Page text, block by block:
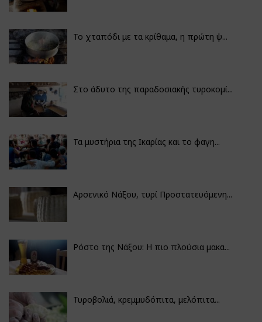
Το χταπόδι με τα κρίθαμα, η πρώτη ψ...
Στο άδυτο της παραδοσιακής τυροκομί...
Τα μυστήρια της Ικαρίας και το φαγη...
Αρσενικό Νάξου, τυρί Προστατευόμενη...
Ρόστο της Νάξου: Η πιο πλούσια μακα...
Τυροβολιά, κρεμμυδόπιτα, μελόπιτα...